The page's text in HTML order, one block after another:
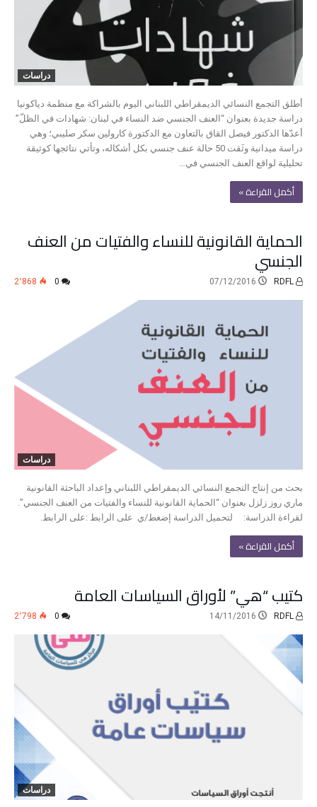
دراسات
أطلق التجمع النسائي الديمقراطي اللبناني اليوم بالشراكة مع منظمة دياكونيا
دراسة جديدة بعنوان “العنف الجنسي ضد النساء في لبنان: شهادات في الظلّ”
أعدّها الدكتور فيصل القاق بالتعاون مع الدكتورة كارولين سكر صليبي؛ وهي
دراسة ميدانية وثَقت 50 حالة عنف جنسي بكل أشكاله، وتأتي نتائجها كوثيقة
تحليلية لواقع العنف الجنسي في…
‫أكمل القراءة »‬
الحماية القانونية للنساء والفتيات من العنف
الجنسي
07/12/2016 2٬868
دراسات
بحث من إنتاج التجمع النسائي الديمقراطي اللبناني وإعداد الباحثة القانونية
ماري روز زلزل بعنوان “الحماية القانونية للنساء والفتيات من العنف الجنسي”.
لقراءة الدراسة: لتحميل الدراسة إضغط/ي على الرابط :على الرابط.
‫أكمل القراءة »‬
كتيب “هي” لأوراق السياسات العامة
14/11/2016 2٬798
دراسات